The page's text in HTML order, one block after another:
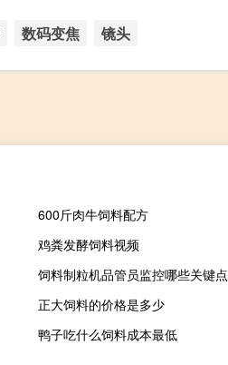
数码变焦 镜头
600斤肉牛饲料配方
鸡粪发酵饲料视频
饲料制粒机品管员监控哪些关键点
正大饲料的价格是多少
鸭子吃什么饲料成本最低